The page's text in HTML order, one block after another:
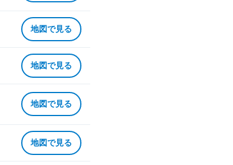
地図で見る
地図で見る
地図で見る
地図で見る